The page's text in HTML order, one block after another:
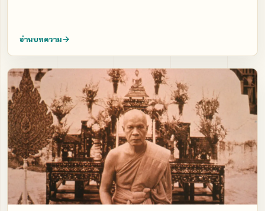
ยอมหยุด ก็หากค่อย ๆ ภาวนาประคับประ คองนิมิตให้เห็น
บ้างไม่เห็นบ้าง ในที่สุดใจนั้นก็จะเชื่องหยุด ในที่ตั้งของใจ คือ
ที่ศูนย์กลางกายนั้นเอง" ท่านกับศิษย์แม่ชีเธียร ธีรสวัสดิ์ ได้
จาริกเผยแพร่ สมถวิปัสสนา ตามแนววิชชาธรรมกาย ตาม
บัญชาของหลวงพ่อวัดปากน้ำ ในสถานที่หลายแห่ง แห่งละ
นานบ้าง ไม่นาน บ้าง มี วัดปากน้ำ บางปะกง ฉะเชิงเทรา
ชลบุรี บ้านบึง พนัสนิคม พนมสารคาม ปราจีนบุรี ท่าเรือ ท่า
ประชุม หาด ยาง ระแหง นครปฐม ราชบุรี สิงห์บุรี
นครสวรรค์ ตะพาน หิน พิษณุโลก และเชียงใหม่ ท่านจึงมีลูก
ศิษย์มากมาย เฉพาะเข้าถึงธรรมได้ธรรมกาย มีจำนวนเป็น
พัน ท่านมิได้ละทิ้งหน้าที่ที่พระอาจารย์ของท่านมอบหมาย
ปน่ะ ไอ้ห่วงคอมันติดอยู่ที่กายเนื้อ คนไหนบาปมาก ทำความ
ชั่วมาก ห่วงมันก็ติด แต่ตาเนื้อไม่เห็น ตาเนื้อมันเรียก ว่า
ตาบอดคลำช้าง มันไม่เห็นน่ะ แต่เราอยู่ในโลกมันโตเต็ม
เมือง มันมาเกิดในโลกมันโตเต็มเมือง มันทำความชั่วครั้ง
หนึ่ง มันก็เอา มันลงโทษตัวมันเอง ทุกคนเหมือนกันหมด ไม่
ว่าใคร ทั้งหมด เราไม่รู้หรอกว่าความชั่วของเรามีมากน้อย
เท่าใด แต่ ว่าไอ้ห่วงคอมีอยู่ ติดอยู่ในตัวเรา เราเห็นมันลู่ ๆ
เราก็รู้แล้วว่า อ้ายคนนั้นทำความชั่วมาก ห่วงคอมันใหญ่นัก
มันเป็นเหล็ก เครื่องหมายมันมีอยู่อย่างนี้แหล่ะ แล้วเวลา
ตายนั่น แหล่ะ ไอ้ จำพวกนั้น เวลาเวทนามันเกิด มันจะตายงี้
เวลาเค้ามาเก็บ เค้า กระชากลากเอาไม่ปราศรัย ที่เค้าจะมา
อ่านบทความ